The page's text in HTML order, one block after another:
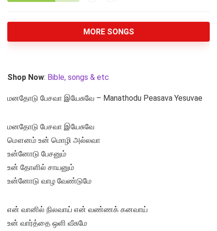
MORE SONGS
Shop Now: Bible, songs & etc
மனதோடு பேசவா இயேசுவே – Manathodu Peasava Yesuvae
மனதோடு பேசவா இயேசுவே
மௌனம் உன் மொழி அல்லவா
உன்னோடு பேசனும்
உன் தோளில் சாயனும்
உன்னோடு வாழ வேண்டுமே
என் வானில் நிலவாய் என் வண்ணக் கனவாய்
உன் வார்த்தை ஒளி வீசுமே